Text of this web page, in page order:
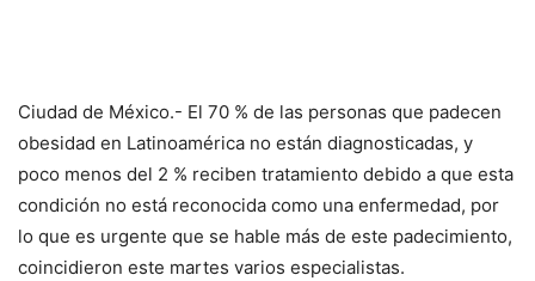
Ciudad de México.- El 70 % de las personas que padecen
obesidad en Latinoamérica no están diagnosticadas, y
poco menos del 2 % reciben tratamiento debido a que esta
condición no está reconocida como una enfermedad, por
lo que es urgente que se hable más de este padecimiento,
coincidieron este martes varios especialistas.